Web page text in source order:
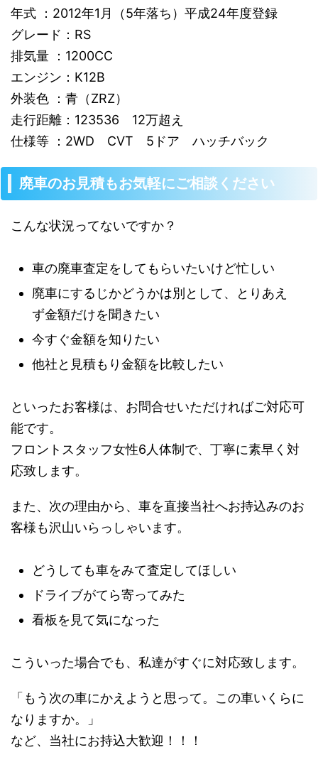
年式 ：2012年1月（5年落ち）平成24年度登録
グレード：RS
排気量 ：1200CC
エンジン：K12B
外装色 ：青（ZRZ）
走行距離：123536 12万超え
仕様等 ：2WD CVT 5ドア ハッチバック
廃車のお見積もお気軽にご相談ください
こんな状況ってないですか？
車の廃車査定をしてもらいたいけど忙しい
廃車にするじかどうかは別として、とりあえ
ず金額だけを聞きたい
今すぐ金額を知りたい
他社と見積もり金額を比較したい
といったお客様は、お問合せいただければご対応可
能です。
フロントスタッフ女性6人体制で、丁寧に素早く対
応致します。
また、次の理由から、車を直接当社へお持込みのお
客様も沢山いらっしゃいます。
どうしても車をみて査定してほしい
ドライブがてら寄ってみた
看板を見て気になった
こういった場合でも、私達がすぐに対応致します。
「もう次の車にかえようと思って。この車いくらに
なりますか。」
など、当社にお持込大歓迎！！！